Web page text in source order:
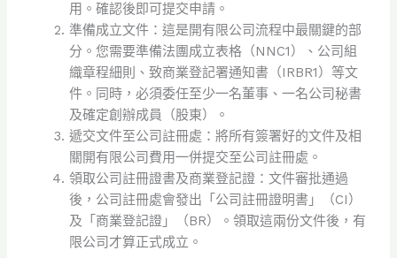
用。確認後即可提交申請。
準備成立文件：這是開有限公司流程中最關鍵的部
分。您需要準備法團成立表格（NNC1）、公司組
織章程細則、致商業登記署通知書（IRBR1）等文
件。同時，必須委任至少一名董事、一名公司秘書
及確定創辦成員（股東）。
遞交文件至公司註冊處：將所有簽署好的文件及相
關開有限公司費用一併提交至公司註冊處。
領取公司註冊證書及商業登記證：文件審批通過
後，公司註冊處會發出「公司註冊證明書」（CI）
及「商業登記證」（BR）。領取這兩份文件後，有
限公司才算正式成立。